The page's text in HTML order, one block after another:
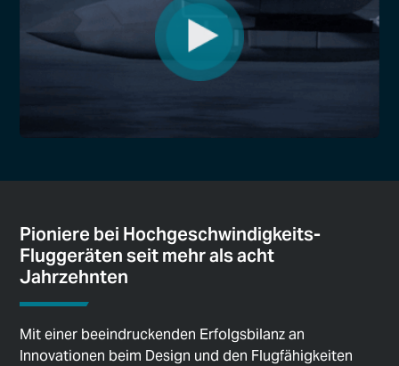
Pioniere bei Hochgeschwindigkeits-
Fluggeräten seit mehr als acht
Jahrzehnten
Mit einer beeindruckenden Erfolgsbilanz an
Innovationen beim Design und den Flugfähigkeiten